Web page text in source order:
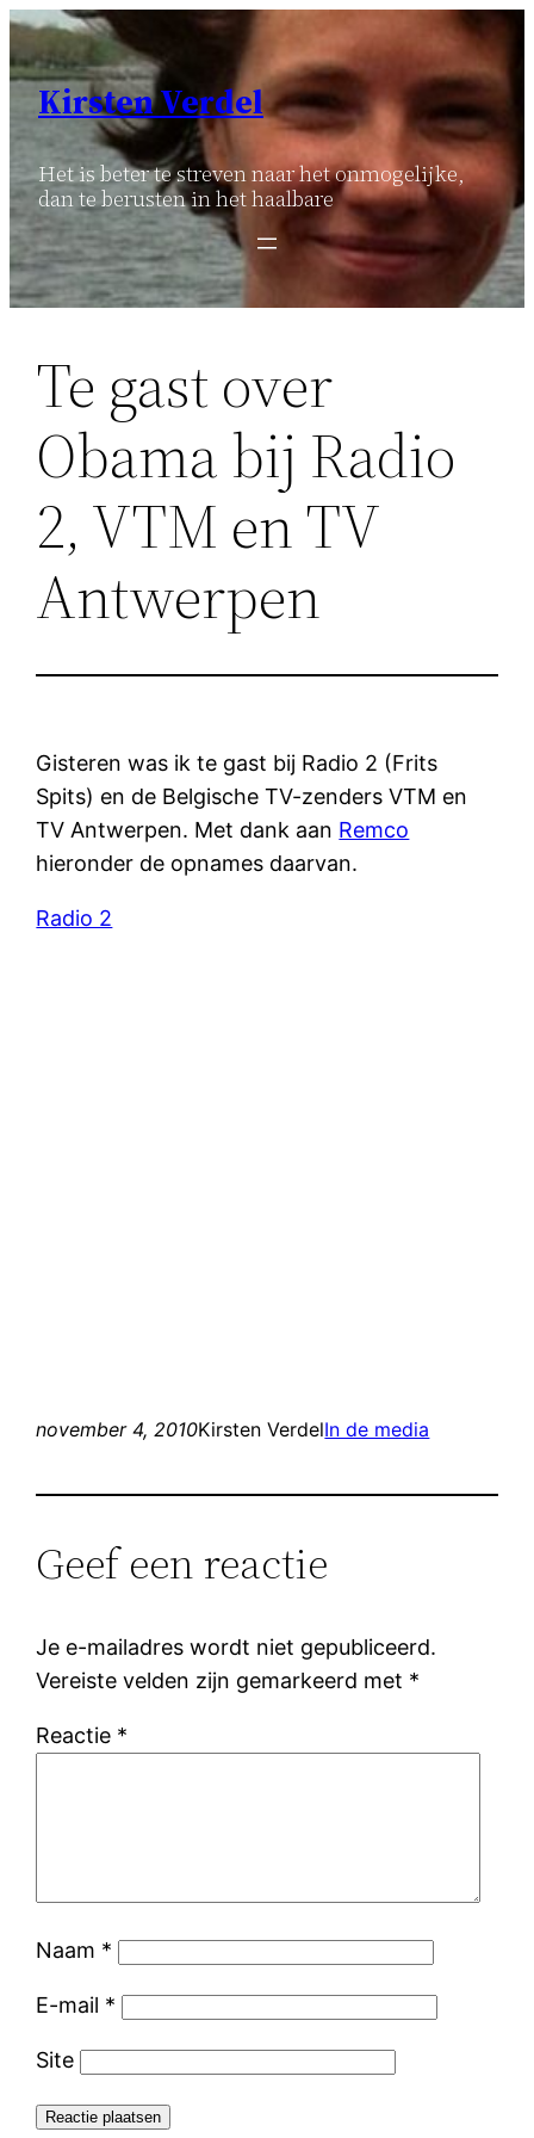
Ga
naar
inhoud
Kirsten Verdel
Het is beter te streven naar het onmogelijke,
dan te berusten in het haalbare
Te gast over
Obama bij Radio
2, VTM en TV
Antwerpen
Gisteren was ik te gast bij Radio 2 (Frits
Spits) en de Belgische TV-zenders VTM en
TV Antwerpen. Met dank aan Remco
hieronder de opnames daarvan.
Radio 2
november 4, 2010Kirsten VerdelIn de media
Geef een reactie
Je e-mailadres wordt niet gepubliceerd.
Vereiste velden zijn gemarkeerd met *
Reactie *
Naam *
E-mail *
Site